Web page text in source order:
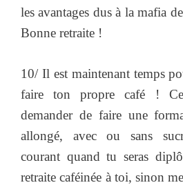
les avantages dus à la mafia
Bonne retraite !
10/ Il est maintenant temps
faire ton propre café !
demander de faire une
allongé, avec ou sans
courant quand tu seras
retraite caféinée à toi, sinon